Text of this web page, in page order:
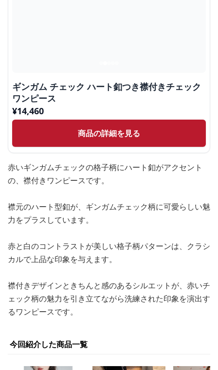
ギンガム チェック ハート釦つき襟付きチェック
ワンピース
¥14,460
商品の詳細を見る
赤いギンガムチェックの格子柄にハート釦がアクセント
の、襟付きワンピースです。
襟元のハート型釦が、ギンガムチェック柄に可愛らしい魅
力をプラスしています。
赤と白のコントラストが美しい格子柄パターンは、クラシ
カルで上品な印象を与えます。
襟付きデザインときちんと感のあるシルエットが、赤いチ
ェック柄の魅力を引き立てながら洗練された印象を演出す
るワンピースです。
今回紹介した商品一覧